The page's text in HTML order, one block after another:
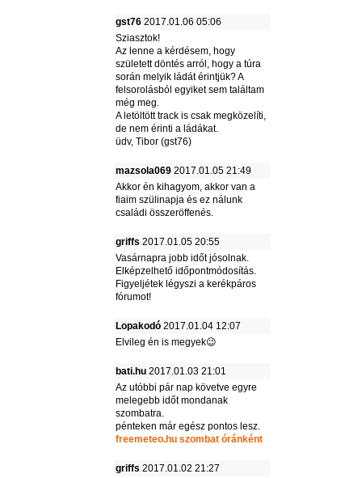
gst76 2017.01.06 05:06
Sziasztok!
Az lenne a kérdésem, hogy
született döntés arról, hogy a túra
során melyik ládát érintjük? A
felsorolásból egyiket sem találtam
még meg.
A letöltött track is csak megközelíti,
de nem érinti a ládákat.
üdv, Tibor (gst76)
mazsola069 2017.01.05 21:49
Akkor én kihagyom, akkor van a
fiaim szülinapja és ez nálunk
családi összeröffenés.
griffs 2017.01.05 20:55
Vasárnapra jobb időt jósolnak.
Elképzelhető időpontmódosítás.
Figyeljétek légyszi a kerékpáros
fórumot!
Lopakodó 2017.01.04 12:07
Elvileg én is megyek😉
bati.hu 2017.01.03 21:01
Az utóbbi pár nap követve egyre
melegebb időt mondanak
szombatra.
pénteken már egész pontos lesz.
freemeteo.hu szombat óránként
griffs 2017.01.02 21:27